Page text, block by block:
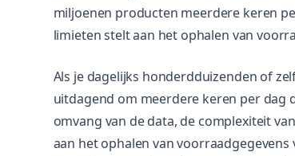
miljoenen producten meerdere keren
limieten stelt aan het ophalen van
Als je dagelijks honderdduizenden of
uitdagend om meerdere keren per dag
omvang van de data, de complexiteit
aan het ophalen van